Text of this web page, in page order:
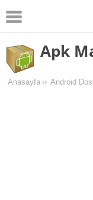
Android
Pc Oyunları
Apk
Anasayfa ›› Android